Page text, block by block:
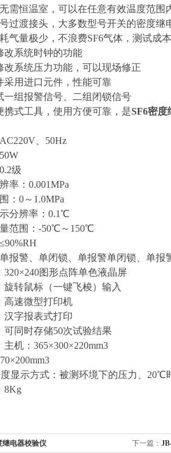
需恒温室，可以在任意有效温度范围
过渡接头，大多数型号开关的密度继
气量极少，不浪费SF6气体，测试成
改系统时钟的功能
改系统压力功能，可以现场修正
采用进口元件，性能可靠
一组报警信号、二组闭锁信号
携式工具，使用方便可靠，是SF6密度
、50Hz
级
率：0.001MPa
：0～1.0MPa
分辨率：0.1℃
范围：-50℃～150℃
报警、单闭锁、单报警单闭锁、单报
320×240图形点阵单色液晶屏
旋转鼠标（一键飞梭）输入
高速微型打印机
汉字报表式打印
可同时存储50次试验结果
机：365×300×220mm3
度显示方式：被测环境下的压力、20℃
8Kg
继电器校验仪 下一篇：